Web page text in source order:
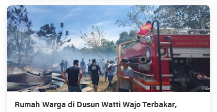
Rumah Warga di Dusun Watti Wajo Terbakar,